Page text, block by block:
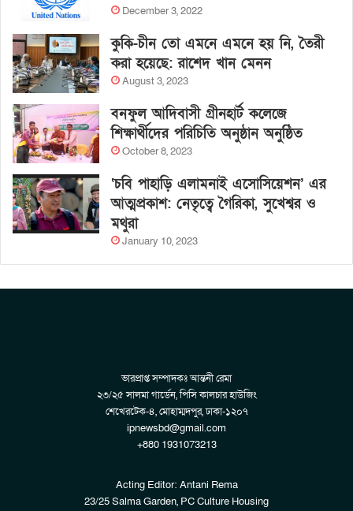
December 3, 2022
কুকি-চীন তো এমনে এমনে হয় নি, তৈরী
করা হয়েছে: রাশেদ খান মেনন
August 3, 2023
বনফুল আদিবাসী গ্রীনহার্ট কলেজে
শিক্ষার্থীদের পরিচিতি অনুষ্ঠান অনুষ্ঠিত
October 8, 2023
‘চবি পাহাড়ি এলামনাই এসোসিয়েশন’ এর
আত্মপ্রকাশ: নেতৃত্বে গৈরিকা, সুখেশ্বর ও
মথুরা
January 10, 2023
ভারপ্রাপ্ত সম্পাদকঃ আন্তনী রেমা
২৩/২৫ সালমা গার্ডেন, পিসি কালচার হাউজিং
শেখেরটেক-৪, মোহাম্মদপুর, ঢাকা-১২০৭
ipnewsbd@gmail.com
+880 1931073213
Acting Editor: Antani Rema
23/25 Salma Garden, PC Culture Housing